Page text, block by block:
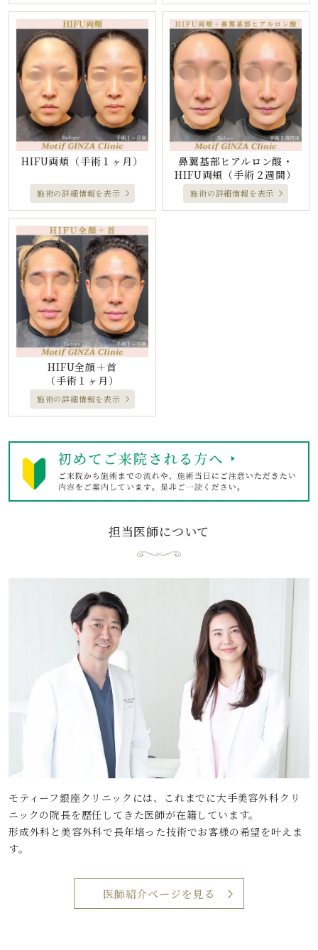
HIFU両頬 （手術１ヶ月）
施術の詳細情報を表示
鼻翼基部ヒアルロン酸・
HIFU両頬 （手術２週間）
施術の詳細情報を表示
HIFU全顔＋首
（手術１ヶ月）
施術の詳細情報を表示
担当医師について
モティーフ銀座クリニックには、これまでに大手美容外科クリ
ニックの院長を歴任してきた医師が在籍しています。
形成外科と美容外科で長年培った技術でお客様の希望を叶えま
す。
医師紹介ページを見る